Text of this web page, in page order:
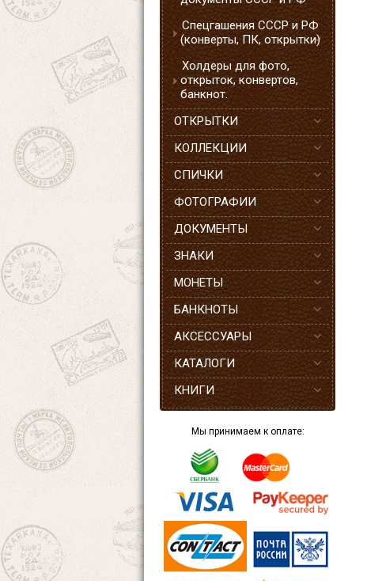
Спецгашения СССР и РФ
(конверты, ПК, открытки)
Холдеры для фото,
открыток, конвертов,
банкнот.
ОТКРЫТКИ
КОЛЛЕКЦИИ
СПИЧКИ
ФОТОГРАФИИ
ДОКУМЕНТЫ
ЗНАКИ
МОНЕТЫ
БАНКНОТЫ
АКСЕССУАРЫ
КАТАЛОГИ
КНИГИ
Мы принимаем к оплате: